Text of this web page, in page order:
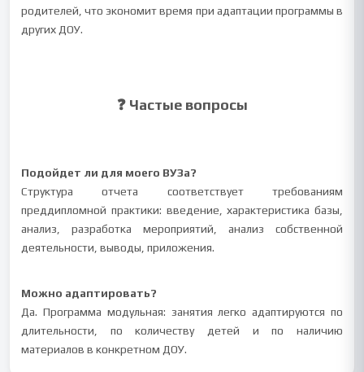
родителей, что экономит время при адаптации программы в
других ДОУ.
❓ Частые вопросы
Подойдет ли для моего ВУЗа?
Структура отчета соответствует требованиям
преддипломной практики: введение, характеристика базы,
анализ, разработка мероприятий, анализ собственной
деятельности, выводы, приложения.
Можно адаптировать?
Да. Программа модульная: занятия легко адаптируются по
длительности, по количеству детей и по наличию
материалов в конкретном ДОУ.